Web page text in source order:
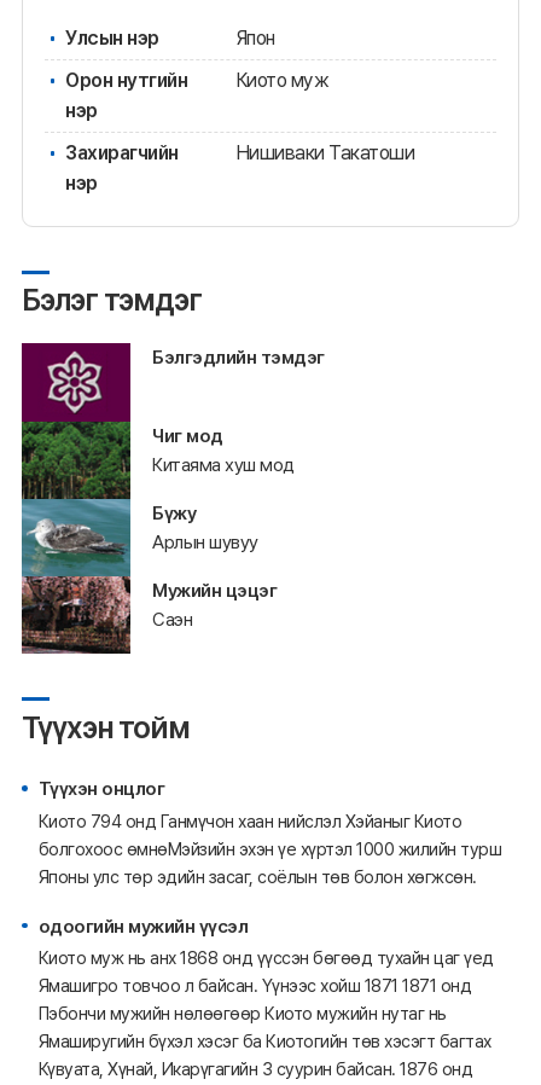
Улсын нэр
Япон
Орон нутгийн
нэр
Киото муж
Захирагчийн
нэр
Нишиваки Такатоши
Бэлэг тэмдэг
Бэлгэдлийн тэмдэг
Чиг мод
Китаяма хуш мод
Бүжу
Арлын шувуу
Мужийн цэцэг
Саэн
Түүхэн тойм
Түүхэн онцлог
Киото 794 онд Ганмүчон хаан нийслэл Хэйаныг Киото
болгохоос өмнөМэйзийн эхэн үе хүртэл 1000 жилийн турш
Японы улс төр эдийн засаг, соёлын төв болон хөгжсөн.
одоогийн мужийн үүсэл
Киото муж нь анх 1868 онд үүссэн бөгөөд тухайн цаг үед
Ямашигро товчоо л байсан. Үүнээс хойш 1871 1871 онд
Пэбончи мужийн нөлөөгөөр Киото мужийн нутаг нь
Ямаширугийн бүхэл хэсэг ба Киотогийн төв хэсэгт багтах
Күвуата, Хүнай, Икарүгагийн 3 суурин байсан. 1876 онд